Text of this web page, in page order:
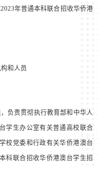
年普通本科联合招收华侨港
和人员
负责贯彻执行教育部和中华人
学生办公室有关普通高校联合
校党委和行政有关华侨港澳台
科联合招收华侨港澳台学生招